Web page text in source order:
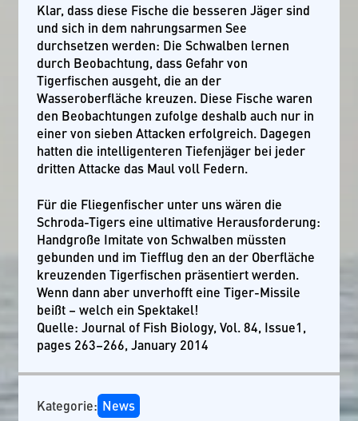
Klar, dass diese Fische die besseren Jäger sind
und sich in dem nahrungsarmen See
durchsetzen werden: Die Schwalben lernen
durch Beobachtung, dass Gefahr von
Tigerfischen ausgeht, die an der
Wasseroberfläche kreuzen. Diese Fische waren
den Beobachtungen zufolge deshalb auch nur in
einer von sieben Attacken erfolgreich. Dagegen
hatten die intelligenteren Tiefenjäger bei jeder
dritten Attacke das Maul voll Federn.
Für die Fliegenfischer unter uns wären die
Schroda-Tigers eine ultimative Herausforderung:
Handgroße Imitate von Schwalben müssten
gebunden und im Tiefflug den an der Oberfläche
kreuzenden Tigerfischen präsentiert werden.
Wenn dann aber unverhofft eine Tiger-Missile
beißt – welch ein Spektakel!
Quelle: Journal of Fish Biology, Vol. 84, Issue1,
pages 263–266, January 2014
Kategorie: News